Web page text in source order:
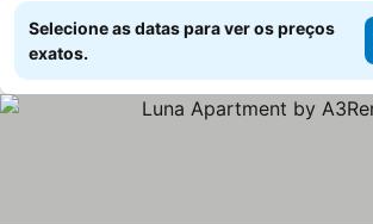
Selecione as datas para ver os preços
exatos.